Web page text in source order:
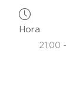
Hora
21:00